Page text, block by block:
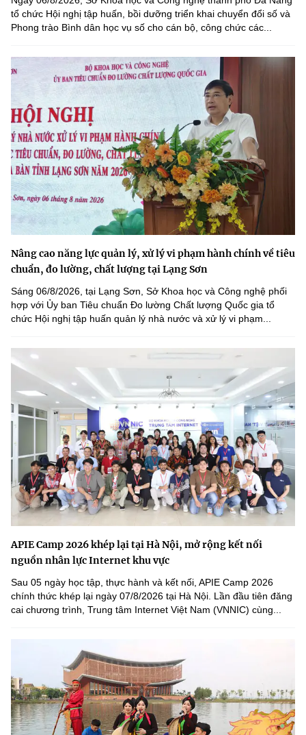
tổ chức Hội nghị tập huấn, bồi dưỡng triển khai chuyển đổi số và
Phong trào Bình dân học vụ số cho cán bộ, công chức các...
Nâng cao năng lực quản lý, xử lý vi phạm hành chính về tiêu
chuẩn, đo lường, chất lượng tại Lạng Sơn
Sáng 06/8/2026, tại Lạng Sơn, Sở Khoa học và Công nghệ phối
hợp với Ủy ban Tiêu chuẩn Đo lường Chất lượng Quốc gia tổ
chức Hội nghị tập huấn quản lý nhà nước và xử lý vi phạm...
APIE Camp 2026 khép lại tại Hà Nội, mở rộng kết nối
nguồn nhân lực Internet khu vực
Sau 05 ngày học tập, thực hành và kết nối, APIE Camp 2026
chính thức khép lại ngày 07/8/2026 tại Hà Nội. Lần đầu tiên đăng
cai chương trình, Trung tâm Internet Việt Nam (VNNIC) cùng...